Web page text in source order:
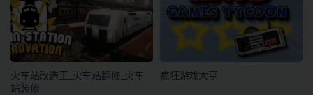
火车站改造王_火车站翻修_火车
站装修
疯狂游戏大亨